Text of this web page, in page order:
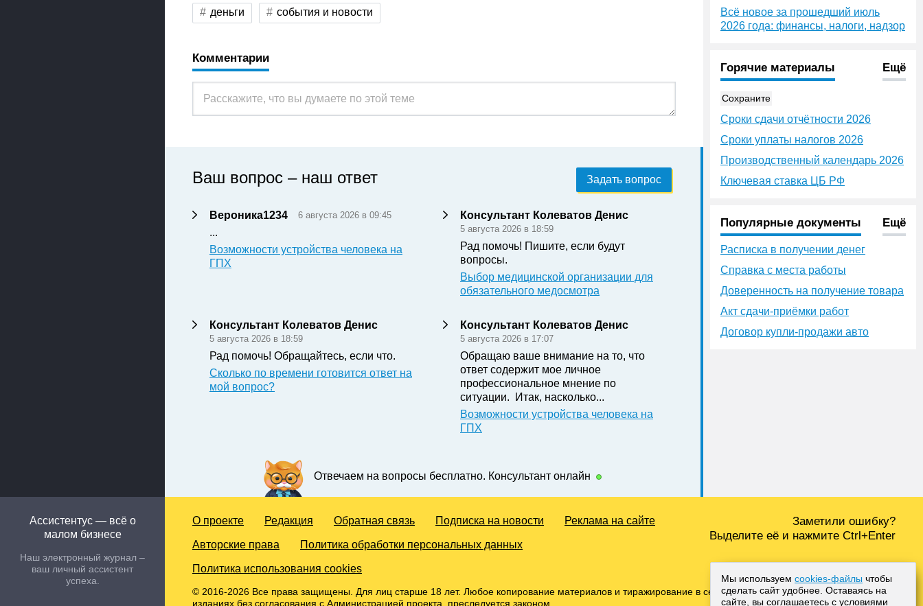
деньги события и новости
Комментарии
Ваш вопрос – наш ответ Задать вопрос
Вероника1234 6 августа 2026 в 09:45
...
Возможности устройства человека на
ГПХ
Консультант Колеватов Денис
5 августа 2026 в 18:59
Рад помочь! Пишите, если будут
вопросы.
Выбор медицинской организации для
обязательного медосмотра
Консультант Колеватов Денис
5 августа 2026 в 18:59
Рад помочь! Обращайтесь, если что.
Сколько по времени готовится ответ на
мой вопрос?
Консультант Колеватов Денис
5 августа 2026 в 17:07
Обращаю ваше внимание на то, что
ответ содержит мое личное
профессиональное мнение по
ситуации. Итак, насколько...
Возможности устройства человека на
ГПХ
Отвечаем на вопросы бесплатно. Консультант онлайн
Всё новое за прошедший июль
2026 года: финансы, налоги, надзор
Горячие материалы Ещё
Сохраните
Сроки сдачи отчётности 2026
Сроки уплаты налогов 2026
Производственный календарь 2026
Ключевая ставка ЦБ РФ
Популярные документы Ещё
Расписка в получении денег
Справка с места работы
Доверенность на получение товара
Акт сдачи-приёмки работ
Договор купли-продажи авто
Ассистентус — всё о
малом бизнесе
Наш электронный журнал –
ваш личный ассистент
успеха.
Заметили ошибку?
Выделите её и нажмите Ctrl+Enter
О проекте Редакция Обратная связь Подписка на новости Реклама на сайте
Авторские права Политика обработки персональных данных
Политика использования cookies
© 2016-2026 Все права защищены. Для лиц старше 18 лет. Любое копирование материалов и тиражирование в сети Интернет, либо печатных
изданиях без согласования с Администрацией проекта, преследуется законом.
Мы используем cookies-файлы чтобы
сделать сайт удобнее. Оставаясь на
сайте, вы соглашаетесь с условиями